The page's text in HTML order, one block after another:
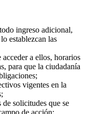
ingreso adicional,
establezcan las
a ellos, horarios
para que la ciudadanía
vigentes en la
solicitudes que se
de acción;